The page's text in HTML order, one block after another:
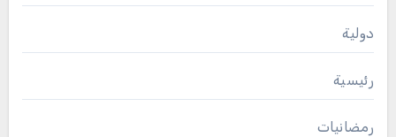
دولية
رئيسية
رمضانيات